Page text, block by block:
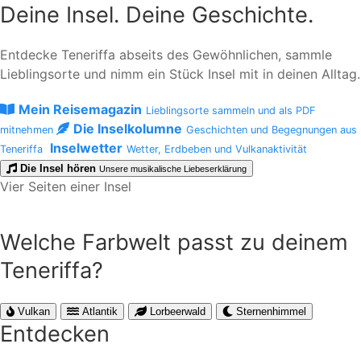
Deine Insel. Deine Geschichte.
Entdecke Teneriffa abseits des Gewöhnlichen, sammle
Lieblingsorte und nimm ein Stück Insel mit in deinen Alltag.
Mein Reisemagazin Lieblingsorte sammeln und als PDF
mitnehmen
Die Inselkolumne Geschichten und Begegnungen aus
Teneriffa
Inselwetter Wetter, Erdbeben und Vulkanaktivität
Die Insel hören Unsere musikalische Liebeserklärung
Vier Seiten einer Insel
Welche Farbwelt passt zu deinem
Teneriffa?
Vulkan Atlantik Lorbeerwald Sternenhimmel
Entdecken